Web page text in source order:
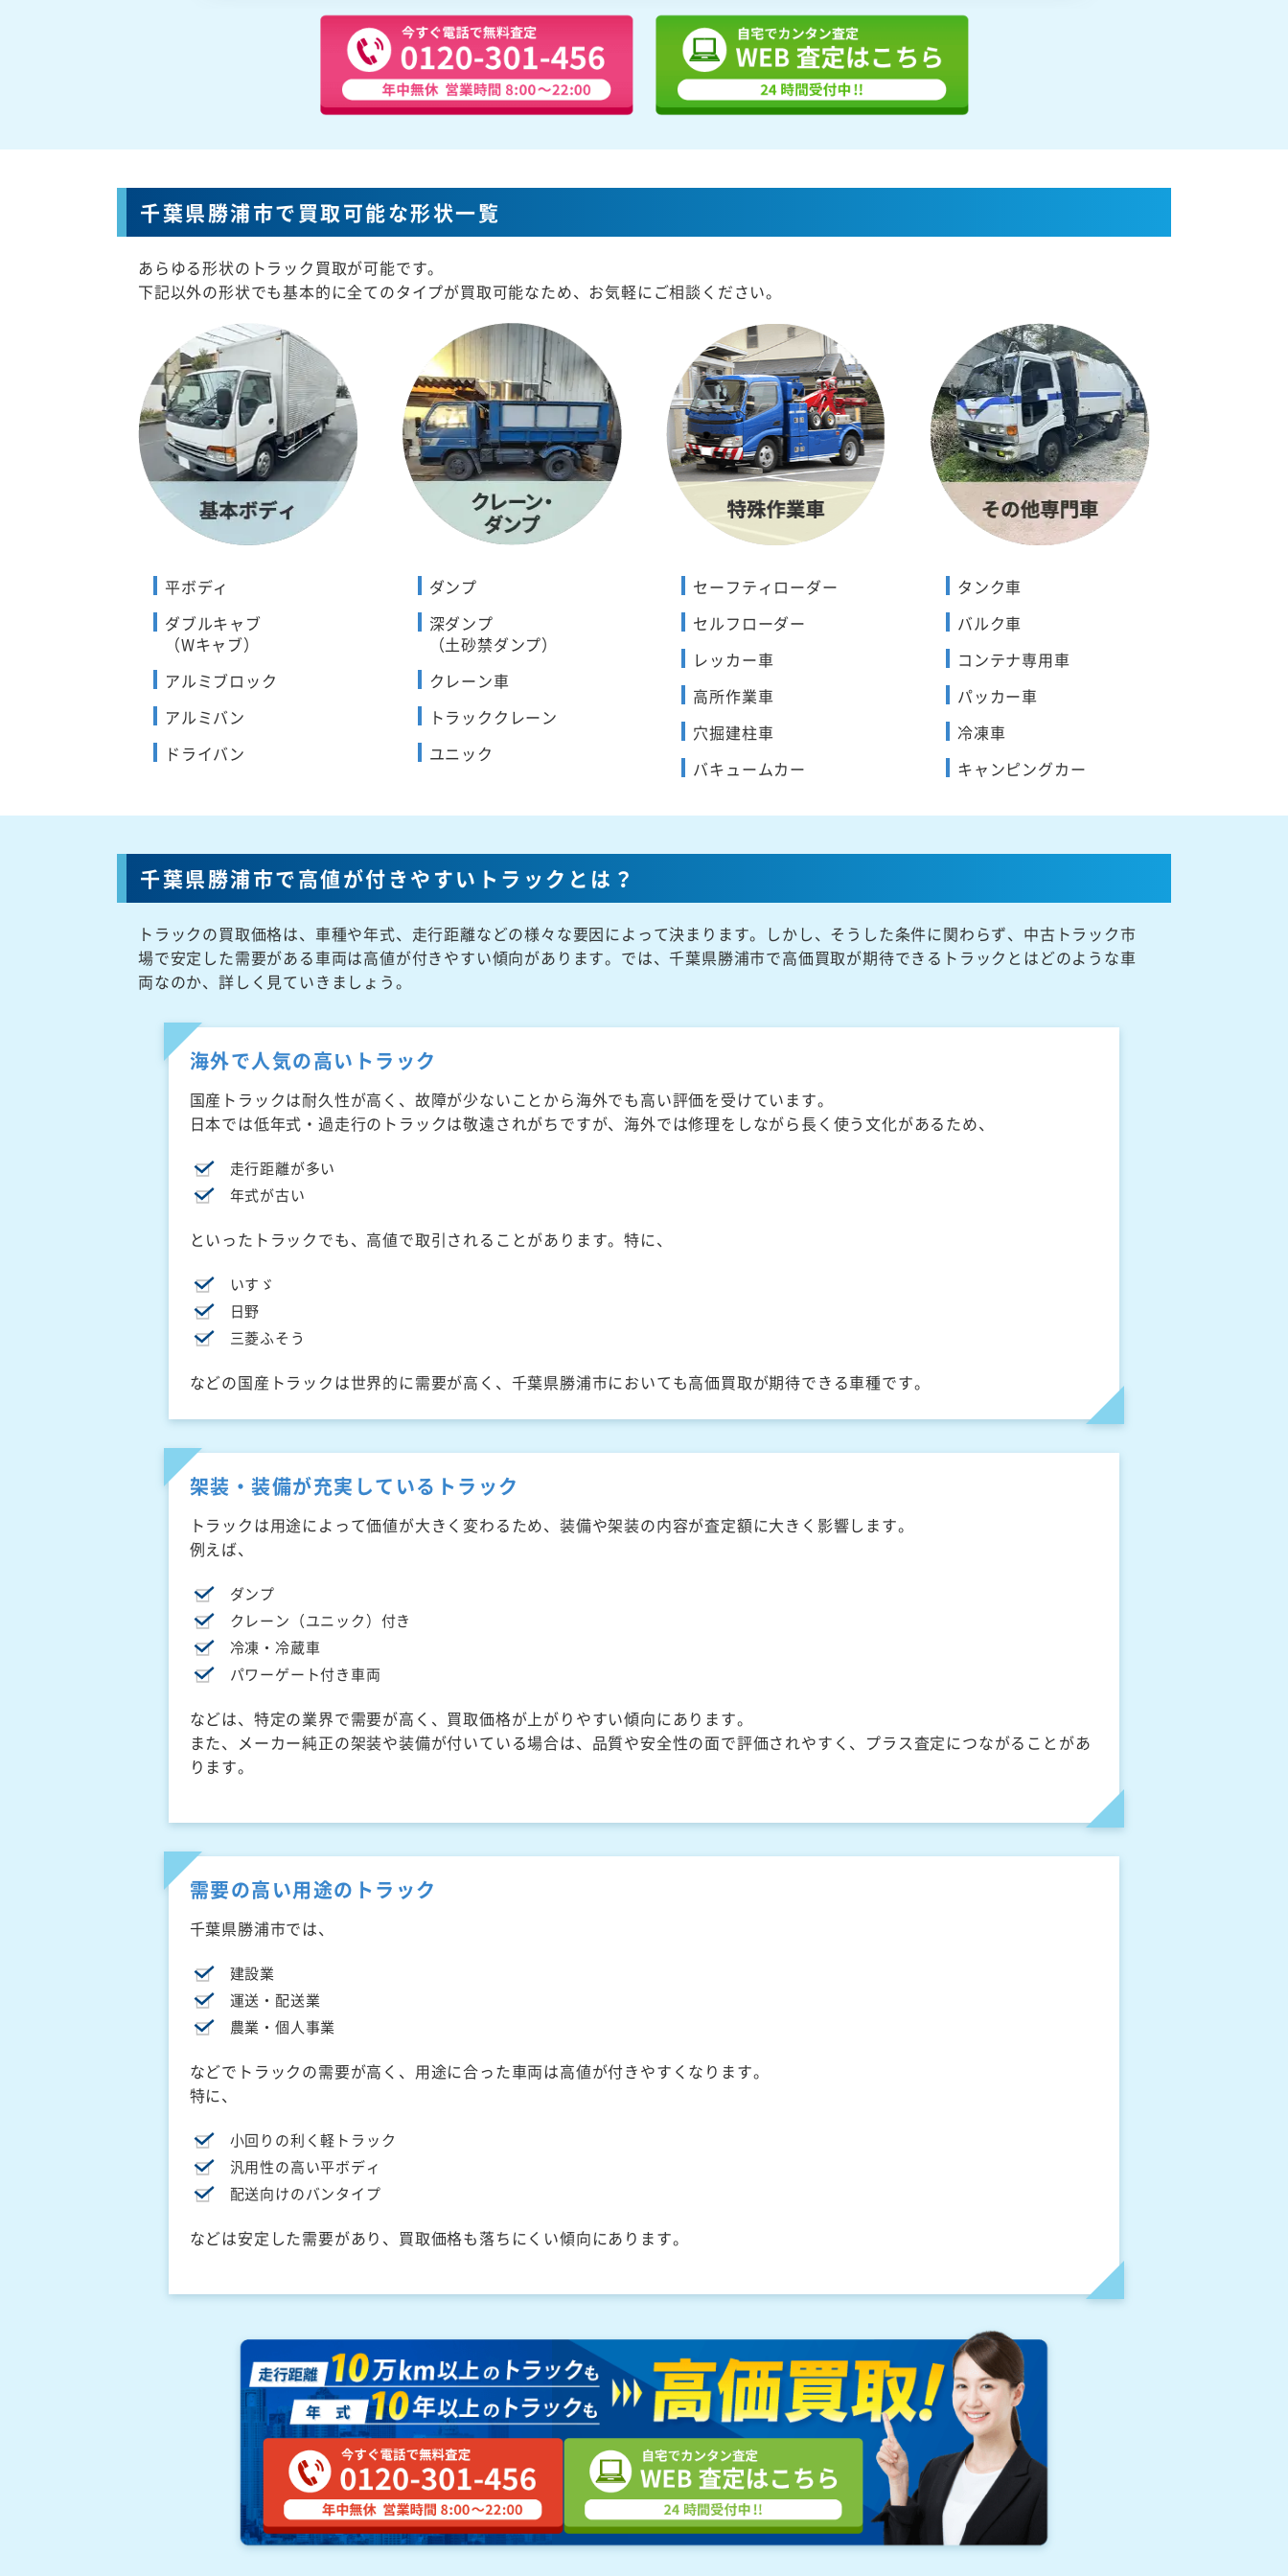
千葉県勝浦市で買取可能な形状一覧
あらゆる形状のトラック買取が可能です。
下記以外の形状でも基本的に全てのタイプが買取可能なため、お気軽にご相談ください。
平ボディ
ダブルキャブ
（Wキャブ）
アルミブロック
アルミバン
ドライバン
ダンプ
深ダンプ
（土砂禁ダンプ）
クレーン車
トラッククレーン
ユニック
セーフティローダー
セルフローダー
レッカー車
高所作業車
穴掘建柱車
バキュームカー
タンク車
バルク車
コンテナ専用車
パッカー車
冷凍車
キャンピングカー
千葉県勝浦市で高値が付きやすいトラックとは？
トラックの買取価格は、車種や年式、走行距離などの様々な要因によって決まります。しかし、そうした条件に関わらず、中古トラック市
場で安定した需要がある車両は高値が付きやすい傾向があります。では、千葉県勝浦市で高価買取が期待できるトラックとはどのような車
両なのか、詳しく見ていきましょう。
海外で人気の高いトラック
国産トラックは耐久性が高く、故障が少ないことから海外でも高い評価を受けています。
日本では低年式・過走行のトラックは敬遠されがちですが、海外では修理をしながら長く使う文化があるため、
走行距離が多い
年式が古い
といったトラックでも、高値で取引されることがあります。特に、
いすゞ
日野
三菱ふそう
などの国産トラックは世界的に需要が高く、千葉県勝浦市においても高価買取が期待できる車種です。
架装・装備が充実しているトラック
トラックは用途によって価値が大きく変わるため、装備や架装の内容が査定額に大きく影響します。
例えば、
ダンプ
クレーン（ユニック）付き
冷凍・冷蔵車
パワーゲート付き車両
などは、特定の業界で需要が高く、買取価格が上がりやすい傾向にあります。
また、メーカー純正の架装や装備が付いている場合は、品質や安全性の面で評価されやすく、プラス査定につながることがあ
ります。
需要の高い用途のトラック
千葉県勝浦市では、
建設業
運送・配送業
農業・個人事業
などでトラックの需要が高く、用途に合った車両は高値が付きやすくなります。
特に、
小回りの利く軽トラック
汎用性の高い平ボディ
配送向けのバンタイプ
などは安定した需要があり、買取価格も落ちにくい傾向にあります。